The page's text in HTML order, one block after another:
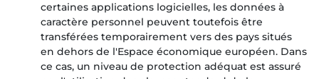
certaines applications logicielles, les données à
caractère personnel peuvent toutefois être
transférées temporairement vers des pays situés
en dehors de l'Espace économique européen. Dans
ce cas, un niveau de protection adéquat est assuré